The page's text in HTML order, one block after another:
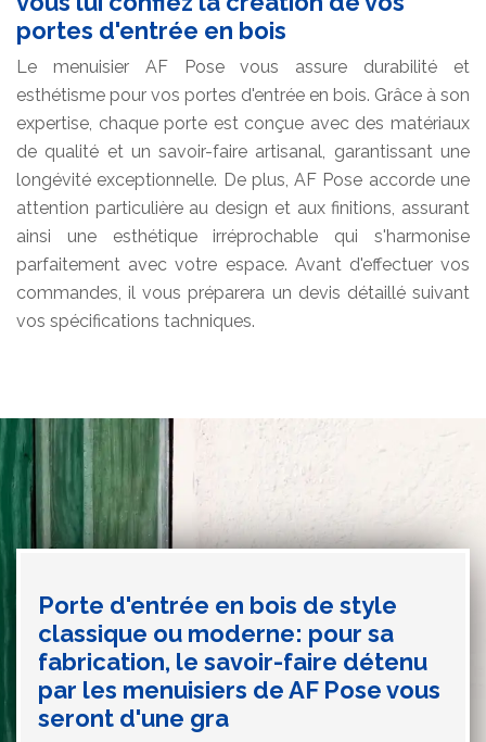
portes d'entrée en bois
Le menuisier AF Pose vous assure durabilité et
esthétisme pour vos portes d'entrée en bois. Grâce à son
expertise, chaque porte est conçue avec des matériaux
de qualité et un savoir-faire artisanal, garantissant une
longévité exceptionnelle. De plus, AF Pose accorde une
attention particulière au design et aux finitions, assurant
ainsi une esthétique irréprochable qui s'harmonise
parfaitement avec votre espace. Avant d'effectuer vos
commandes, il vous préparera un devis détaillé suivant
vos spécifications tachniques.
Porte d'entrée en bois de style
classique ou moderne: pour sa
fabrication, le savoir-faire détenu
par les menuisiers de AF Pose vous
seront d'une gra